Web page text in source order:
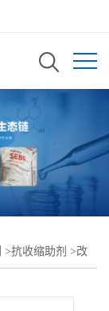
>抗收缩助剂 >改